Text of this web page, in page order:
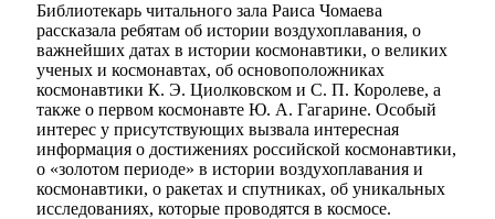
Библиотекарь читального зала Раиса Чомаева
рассказала ребятам об истории воздухоплавания, о
важнейших датах в истории космонавтики, о великих
ученых и космонавтах, об основоположниках
космонавтики К. Э. Циолковском и С. П. Королеве, а
также о первом космонавте Ю. А. Гагарине. Особый
интерес у присутствующих вызвала интересная
информация о достижениях российской космонавтики,
о «золотом периоде» в истории воздухоплавания и
космонавтики, о ракетах и спутниках, об уникальных
исследованиях, которые проводятся в космосе.